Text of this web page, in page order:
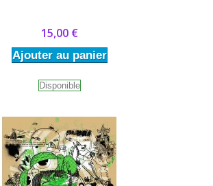
15,00 €
Ajouter au panier
Disponible